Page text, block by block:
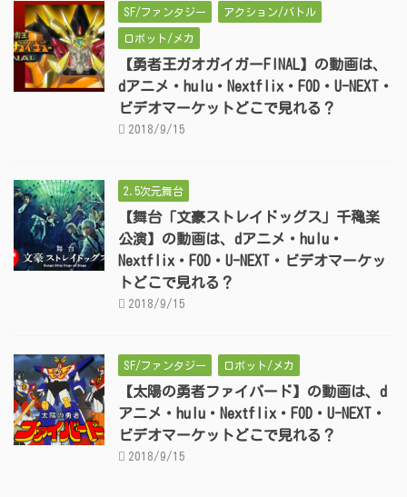
SF/ファンタジー アクション/バトル
ロボット/メカ
【勇者王ガオガイガーFINAL】の動画は、
dアニメ・hulu・Nextflix・FOD・U-NEXT・
ビデオマーケットどこで見れる？
2018/9/15
2.5次元舞台
【舞台「文豪ストレイドッグス」千穐楽
公演】の動画は、dアニメ・hulu・
Nextflix・FOD・U-NEXT・ビデオマーケッ
トどこで見れる？
2018/9/15
SF/ファンタジー ロボット/メカ
【太陽の勇者ファイバード】の動画は、d
アニメ・hulu・Nextflix・FOD・U-NEXT・
ビデオマーケットどこで見れる？
2018/9/15